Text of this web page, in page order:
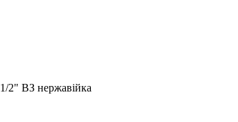
2" ВЗ нержавійка